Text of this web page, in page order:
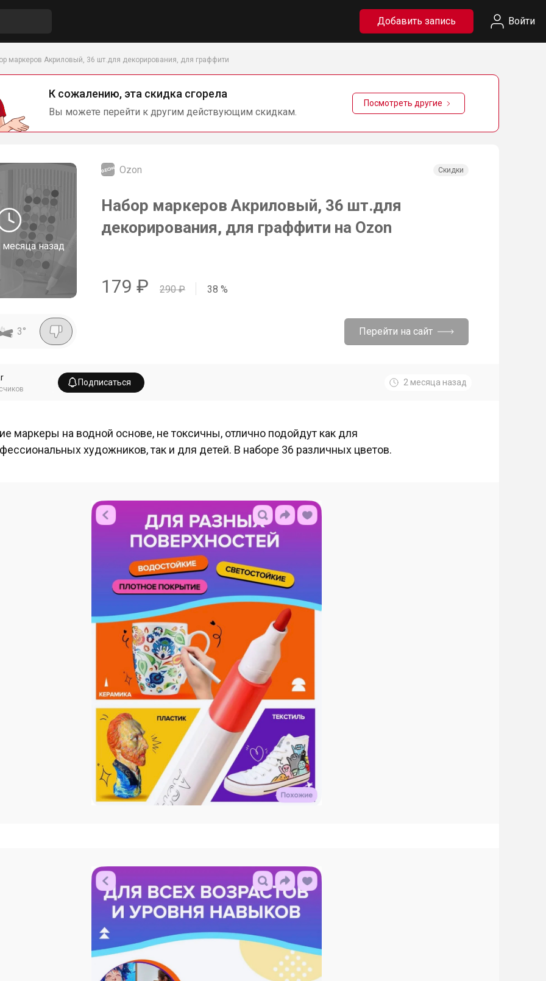
Добавить запись Войти
маркеров Акриловый, 36 шт.для декорирования, для граффити
К сожалению, эта скидка сгорела
Вы можете перейти к другим действующим скидкам.
Посмотреть другие
месяца назад
Ozon Скидки
Набор маркеров Акриловый, 36 шт.для
декорирования, для граффити на Ozon
179 ₽ 290₽ 38 %
3° Перейти на сайт
Подписаться 2 месяца назад
маркеры на водной основе, не токсичны, отлично подойдут как для
художников, так и для детей. В наборе 36 различных цветов.